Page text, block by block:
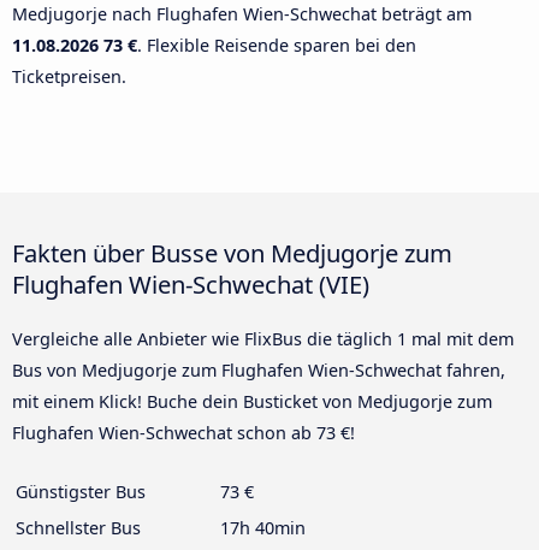
Medjugorje nach Flughafen Wien-Schwechat beträgt am
11.08.2026 73 €. Flexible Reisende sparen bei den
Ticketpreisen.
Fakten über Busse von Medjugorje zum
Flughafen Wien-Schwechat (VIE)
Vergleiche alle Anbieter wie FlixBus die täglich 1 mal mit dem
Bus von Medjugorje zum Flughafen Wien-Schwechat fahren,
mit einem Klick! Buche dein Busticket von Medjugorje zum
Flughafen Wien-Schwechat schon ab 73 €!
Günstigster Bus
73 €
Schnellster Bus
17h 40min